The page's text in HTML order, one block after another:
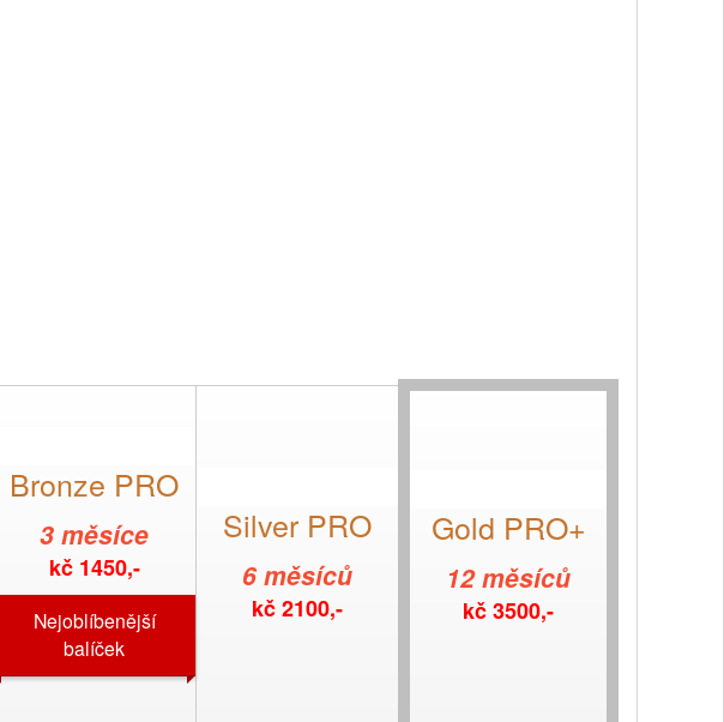
Bronze PRO
3 měsíce
kč 1450,-
Nejoblíbenější
balíček
Silver PRO
6 měsíců
kč 2100,-
Gold PRO+
12 měsíců
kč 3500,-